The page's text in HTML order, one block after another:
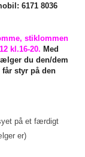
6171 8036
stiklommen
kl.16-20. Med
du den/dem
styr på den
på et færdigt
er)